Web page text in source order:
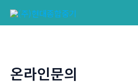
온라인문의